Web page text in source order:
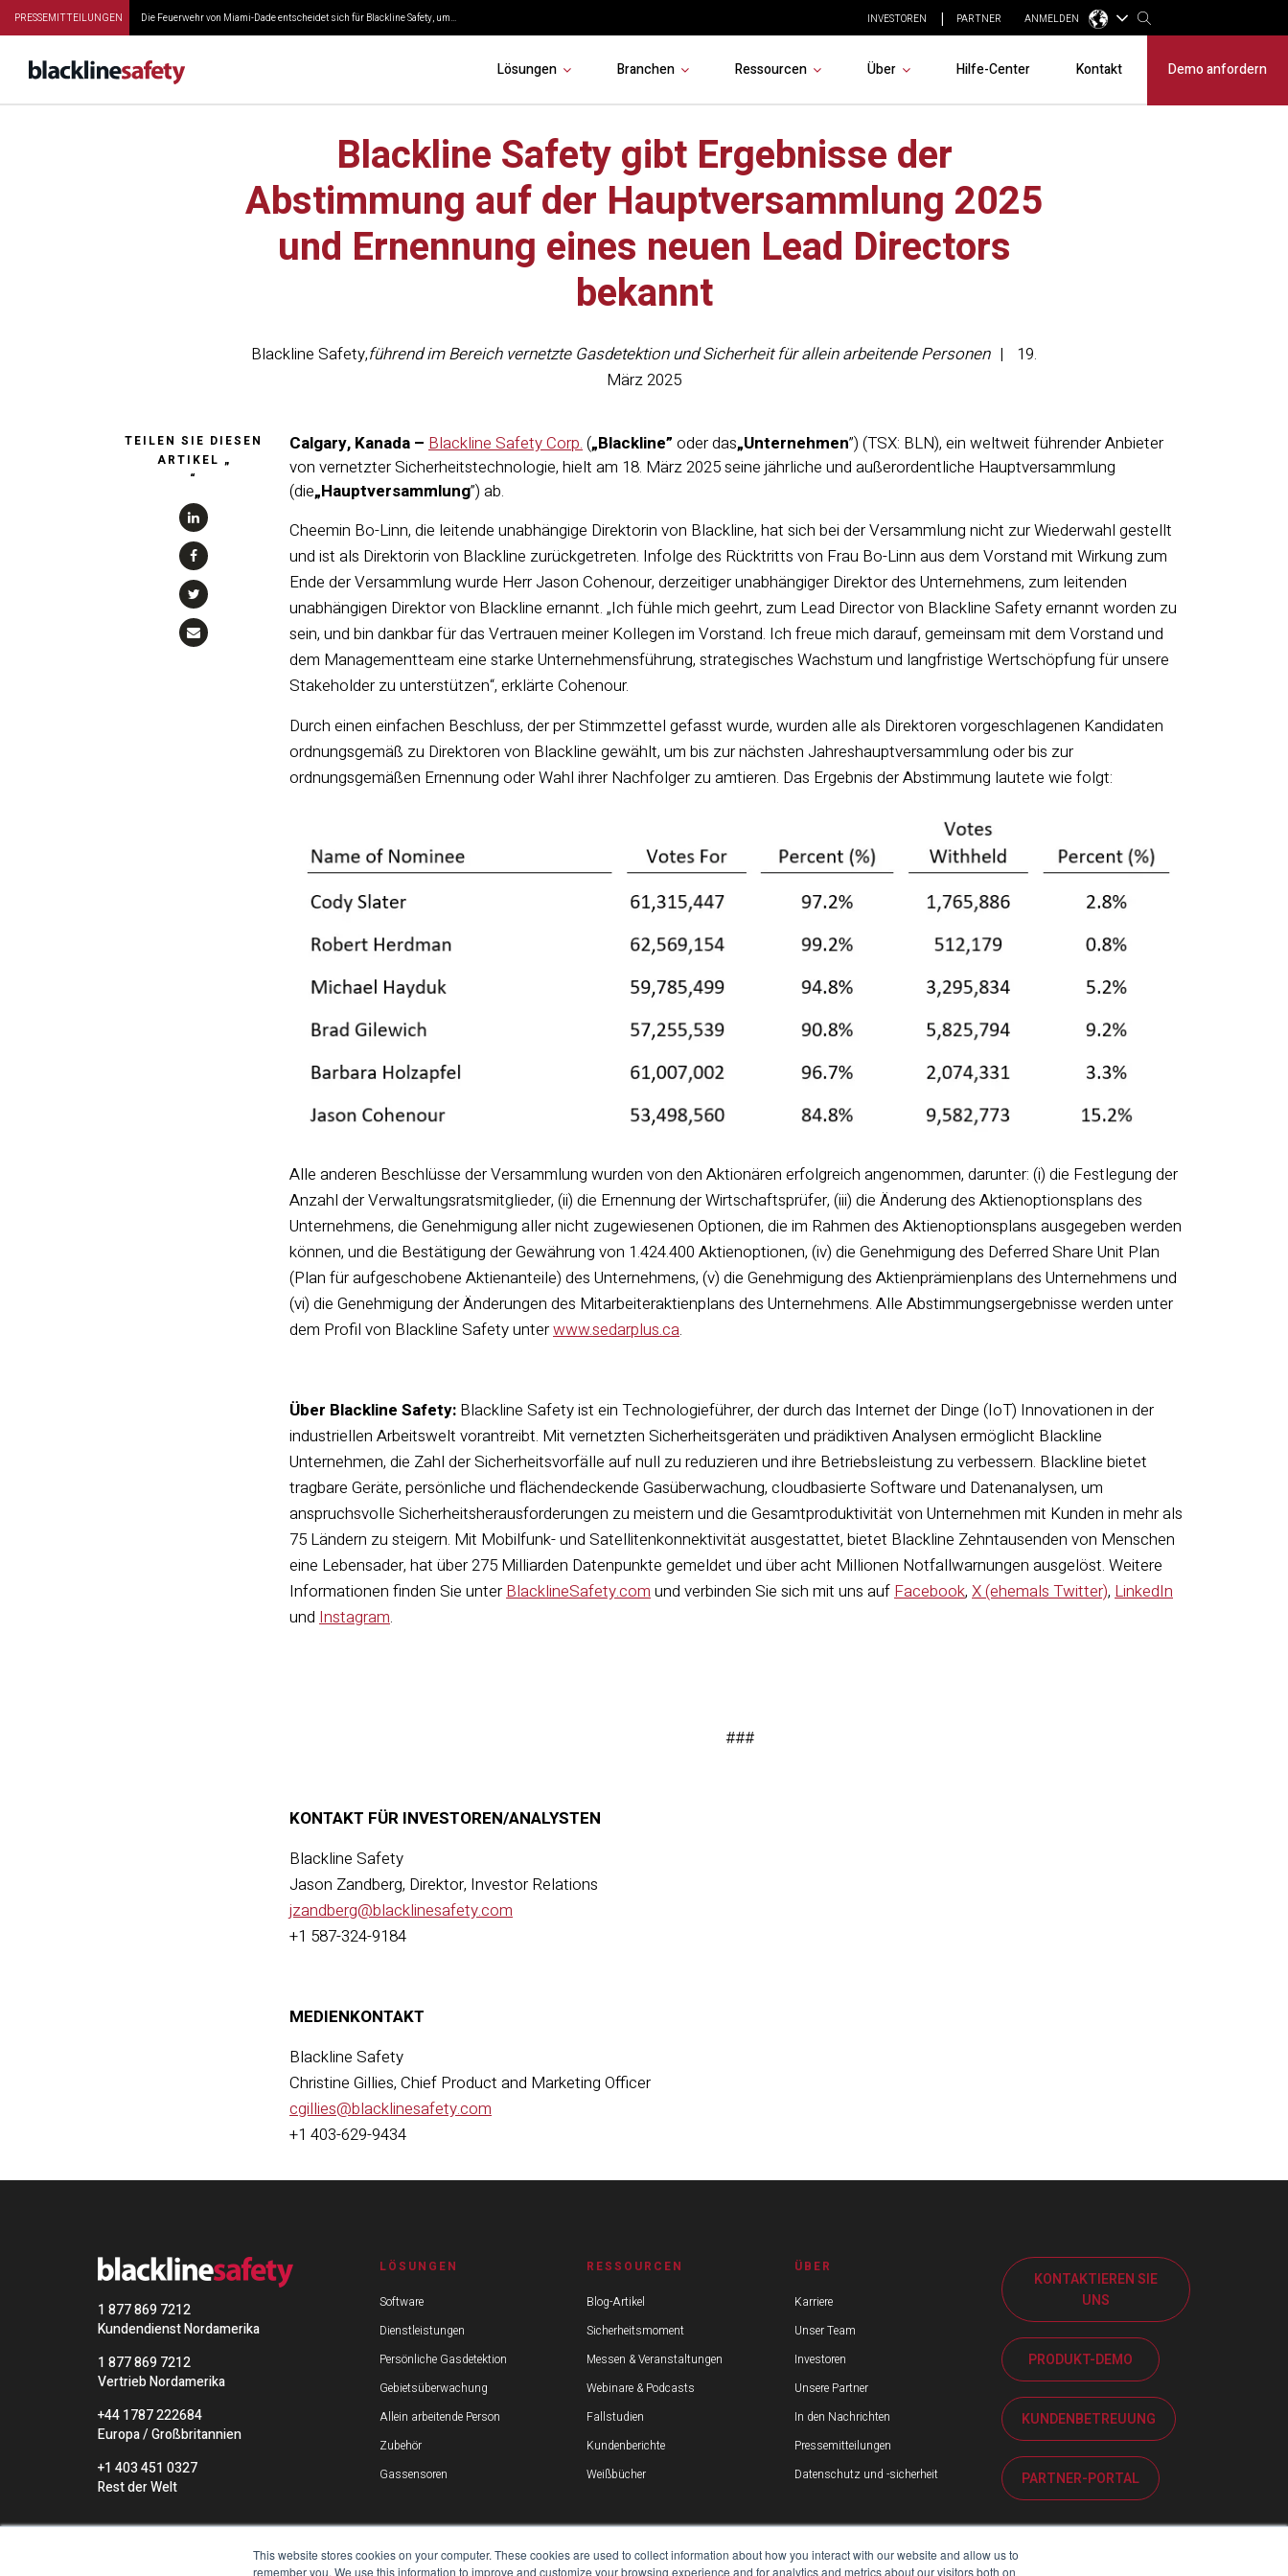
This website stores cookies on your computer. These cookies are used to collect information about how you interact with our website and allow us to
remember you. We use this information to improve and customize your browsing experience and for analytics and metrics about our visitors both on
PRESSEMITTEILUNGEN Die Feuerwehr von Miami-Dade entscheidet sich für Blackline Safety, um... INVESTOREN PARTNER ANMELDEN
Lösungen Branchen Ressourcen Über Hilfe-Center Kontakt Demo anfordern
Blackline Safety gibt Ergebnisse der
Abstimmung auf der Hauptversammlung 2025
und Ernennung eines neuen Lead Directors
bekannt
Blackline Safety,führend im Bereich vernetzte Gasdetektion und Sicherheit für allein arbeitende Personen
19.
März 2025
TEILEN SIE DIESEN
ARTIKEL „
“
Calgary, Kanada – Blackline Safety Corp.(„Blackline” oder das„Unternehmen”) (TSX: BLN), ein weltweit führender Anbieter
von vernetzter Sicherheitstechnologie, hielt am 18. März 2025 seine jährliche und außerordentliche Hauptversammlung
(die„Hauptversammlung”) ab.
Cheemin Bo-Linn, die leitende unabhängige Direktorin von Blackline, hat sich bei der Versammlung nicht zur Wiederwahl gestellt
und ist als Direktorin von Blackline zurückgetreten. Infolge des Rücktritts von Frau Bo-Linn aus dem Vorstand mit Wirkung zum
Ende der Versammlung wurde Herr Jason Cohenour, derzeitiger unabhängiger Direktor des Unternehmens, zum leitenden
unabhängigen Direktor von Blackline ernannt. „Ich fühle mich geehrt, zum Lead Director von Blackline Safety ernannt worden zu
sein, und bin dankbar für das Vertrauen meiner Kollegen im Vorstand. Ich freue mich darauf, gemeinsam mit dem Vorstand und
dem Managementteam eine starke Unternehmensführung, strategisches Wachstum und langfristige Wertschöpfung für unsere
Stakeholder zu unterstützen“, erklärte Cohenour.
Durch einen einfachen Beschluss, der per Stimmzettel gefasst wurde, wurden alle als Direktoren vorgeschlagenen Kandidaten
ordnungsgemäß zu Direktoren von Blackline gewählt, um bis zur nächsten Jahreshauptversammlung oder bis zur
ordnungsgemäßen Ernennung oder Wahl ihrer Nachfolger zu amtieren. Das Ergebnis der Abstimmung lautete wie folgt:
Alle anderen Beschlüsse der Versammlung wurden von den Aktionären erfolgreich angenommen, darunter: (i) die Festlegung der
Anzahl der Verwaltungsratsmitglieder, (ii) die Ernennung der Wirtschaftsprüfer, (iii) die Änderung des Aktienoptionsplans des
Unternehmens, die Genehmigung aller nicht zugewiesenen Optionen, die im Rahmen des Aktienoptionsplans ausgegeben werden
können, und die Bestätigung der Gewährung von 1.424.400 Aktienoptionen, (iv) die Genehmigung des Deferred Share Unit Plan
(Plan für aufgeschobene Aktienanteile) des Unternehmens, (v) die Genehmigung des Aktienprämienplans des Unternehmens und
(vi) die Genehmigung der Änderungen des Mitarbeiteraktienplans des Unternehmens. Alle Abstimmungsergebnisse werden unter
dem Profil von Blackline Safety unterwww.sedarplus.ca.
Über Blackline Safety: Blackline Safety ist ein Technologieführer, der durch das Internet der Dinge (IoT) Innovationen in der
industriellen Arbeitswelt vorantreibt. Mit vernetzten Sicherheitsgeräten und prädiktiven Analysen ermöglicht Blackline
Unternehmen, die Zahl der Sicherheitsvorfälle auf null zu reduzieren und ihre Betriebsleistung zu verbessern. Blackline bietet
tragbare Geräte, persönliche und flächendeckende Gasüberwachung, cloudbasierte Software und Datenanalysen, um
anspruchsvolle Sicherheitsherausforderungen zu meistern und die Gesamtproduktivität von Unternehmen mit Kunden in mehr als
75 Ländern zu steigern. Mit Mobilfunk- und Satellitenkonnektivität ausgestattet, bietet Blackline Zehntausenden von Menschen
eine Lebensader, hat über 275 Milliarden Datenpunkte gemeldet und über acht Millionen Notfallwarnungen ausgelöst. Weitere
Informationen finden Sie unterBlacklineSafety.comund verbinden Sie sich mit uns aufFacebook, X (ehemals Twitter), LinkedIn
und Instagram.
###
KONTAKT FÜR INVESTOREN/ANALYSTEN
Blackline Safety
Jason Zandberg, Direktor, Investor Relations
jzandberg@blacklinesafety.com
+1 587-324-9184
MEDIENKONTAKT
Blackline Safety
Christine Gillies, Chief Product and Marketing Officer
cgillies@blacklinesafety.com
+1 403-629-9434
1 877 869 7212
Kundendienst Nordamerika
1 877 869 7212
Vertrieb Nordamerika
+44 1787 222684
Europa / Großbritannien
+1 403 451 0327
Rest der Welt
LÖSUNGEN
Software
Dienstleistungen
Persönliche Gasdetektion
Gebietsüberwachung
Allein arbeitende Person
Zubehör
Gassensoren
RESSOURCEN
Blog-Artikel
Sicherheitsmoment
Messen & Veranstaltungen
Webinare & Podcasts
Fallstudien
Kundenberichte
Weißbücher
ÜBER
Karriere
Unser Team
Investoren
Unsere Partner
In den Nachrichten
Pressemitteilungen
Datenschutz und -sicherheit
KONTAKTIEREN SIE
UNS
PRODUKT-DEMO
KUNDENBETREUUNG
PARTNER-PORTAL